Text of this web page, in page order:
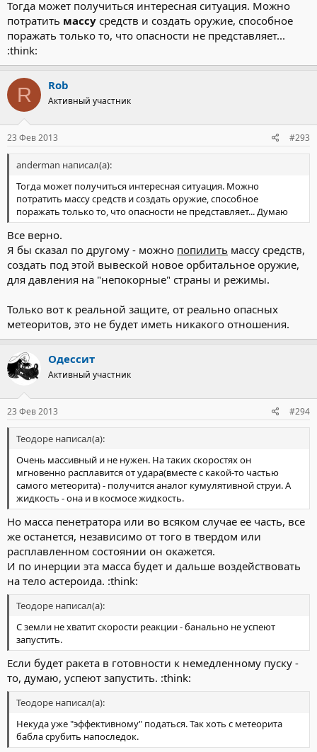
Тогда может получиться интересная ситуация. Можно
потратить массу средств и создать оружие, способное
поражать только то, что опасности не представляет...
:think:
R Rob
Активный участник
23 Фев 2013 #293
anderman написал(а):
Тогда может получиться интересная ситуация. Можно
потратить массу средств и создать оружие, способное
поражать только то, что опасности не представляет... Думаю
Все верно.
Я бы сказал по другому - можно попилить массу средств,
создать под этой вывеской новое орбитальное оружие,
для давления на "непокорные" страны и режимы.
Только вот к реальной защите, от реально опасных
метеоритов, это не будет иметь никакого отношения.
Одессит
Активный участник
23 Фев 2013 #294
Теодоре написал(а):
Очень массивный и не нужен. На таких скоростях он
мгновенно расплавится от удара(вместе с какой-то частью
самого метеорита) - получится аналог кумулятивной струи. А
жидкость - она и в космосе жидкость.
Но масса пенетратора или во всяком случае ее часть, все
же останется, независимо от того в твердом или
расплавленном состоянии он окажется.
И по инерции эта масса будет и дальше воздействовать
на тело астероида. :think:
Теодоре написал(а):
С земли не хватит скорости реакции - банально не успеют
запустить.
Если будет ракета в готовности к немедленному пуску -
то, думаю, успеют запустить. :think:
Теодоре написал(а):
Некуда уже "эффективному" податься. Так хоть с метеорита
бабла срубить напоследок.